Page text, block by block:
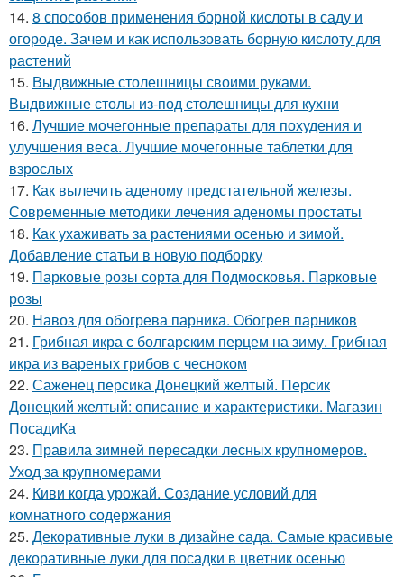
14. 8 способов применения борной кислоты в саду и
огороде. Зачем и как использовать борную кислоту для
растений
15. Выдвижные столешницы своими руками.
Выдвижные столы из-под столешницы для кухни
16. Лучшие мочегонные препараты для похудения и
улучшения веса. Лучшие мочегонные таблетки для
взрослых
17. Как вылечить аденому предстательной железы.
Современные методики лечения аденомы простаты
18. Как ухаживать за растениями осенью и зимой.
Добавление статьи в новую подборку
19. Парковые розы сорта для Подмосковья. Парковые
розы
20. Навоз для обогрева парника. Обогрев парников
21. Грибная икра с болгарским перцем на зиму. Грибная
икра из вареных грибов с чесноком
22. Саженец персика Донецкий желтый. Персик
Донецкий желтый: описание и характеристики. Магазин
ПосадиКа
23. Правила зимней пересадки лесных крупномеров.
Уход за крупномерами
24. Киви когда урожай. Создание условий для
комнатного содержания
25. Декоративные луки в дизайне сада. Самые красивые
декоративные луки для посадки в цветник осенью